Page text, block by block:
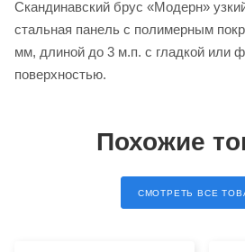
Скандинавский брус «Модерн»
стальная панель с полимерным
мм, длиной до 3 м.п. с гладкой или
поверхностью.
Похожие
СМОТРЕТЬ ВСЕ